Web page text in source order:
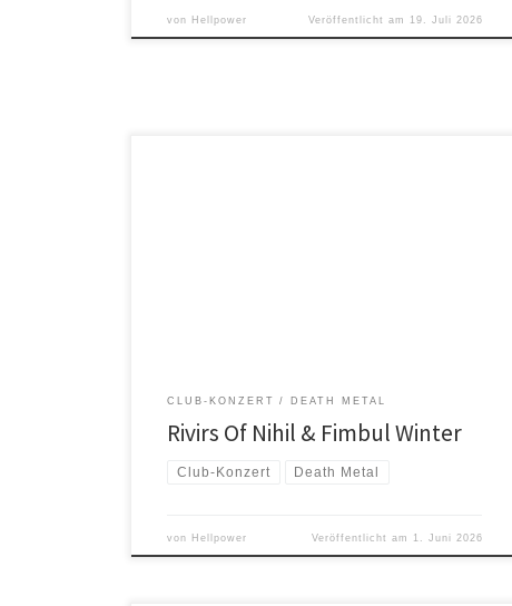
von Hellpower Veröffentlicht am 19. Juli 2026
CLUB-KONZERT DEATH METAL
Rivirs Of Nihil & Fimbul Winter
Club-Konzert Death Metal
von Hellpower Veröffentlicht am 1. Juni 2026